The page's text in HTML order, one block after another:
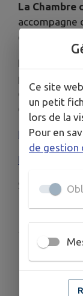
La Chambre
accompagne
celui de la
La Chambre
d’échanges
de
LES
INSCRIPTIONS
Service
Ce site
un petit
lors de la
Pour en
de gestion